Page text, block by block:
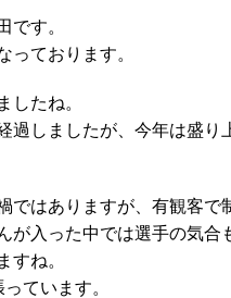
です。
っております。
したね。
過しましたが、今年は盛り
ではありますが、有観客で
が入った中では選手の気合
すね。
ています。